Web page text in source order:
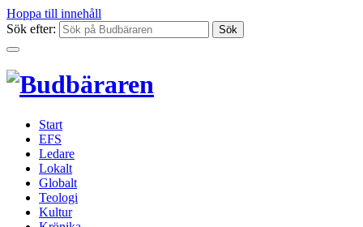
Hoppa till innehåll
Sök efter:
Start
EFS
Ledare
Lokalt
Globalt
Teologi
Kultur